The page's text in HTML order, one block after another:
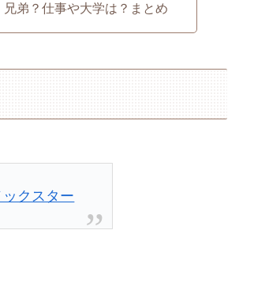
弟？仕事や大学は？まとめ
クスター